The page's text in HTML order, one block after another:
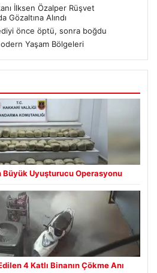
İlksen Özalper Rüşvet
Gözaltına Alındı
önce öptü, sonra boğdu
Yaşam Bölgeleri
Büyük Uyuşturucu Operasyonu
4 Katlı Binanın Çökme Anı